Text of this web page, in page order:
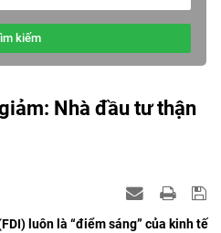
kiếm
Nhà đầu tư thận
luôn là “điểm sáng” của kinh tế